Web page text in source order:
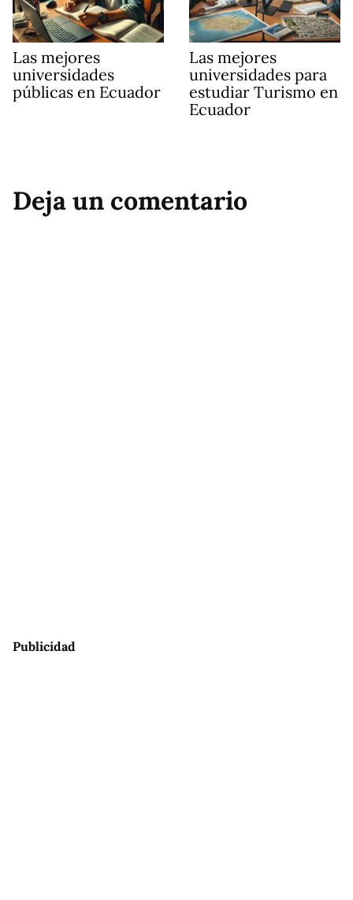
Las mejores
universidades
públicas en Ecuador
Las mejores
universidades para
estudiar Turismo en
Ecuador
Deja un comentario
Publicidad